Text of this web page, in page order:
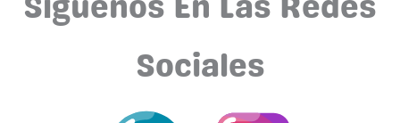
Síguenos En Las Redes
Sociales